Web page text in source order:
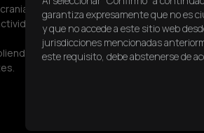
el Reino Unido o los Estados
de inversión. La información en
con los estándares PCI DSS. A
garantiza expresamente que no es
y que no accede a este sitio web
jurisdicciones mencionadas
este requisito, debe abstenerse de